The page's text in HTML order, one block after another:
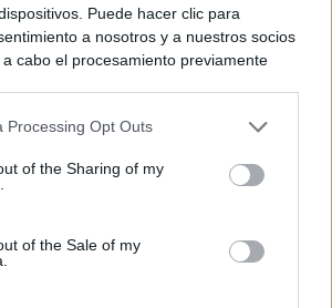
Puede hacer clic para
a nosotros y a nuestros socios
cabo el procesamiento previamente
Tenga en cuenta que algún
pero usted tiene el derecho de
Sus preferencias se aplicarán
entrando de nuevo en este sitio web o
de privacidad.
Processing Opt Outs
of the Sharing of my
of the Sale of my